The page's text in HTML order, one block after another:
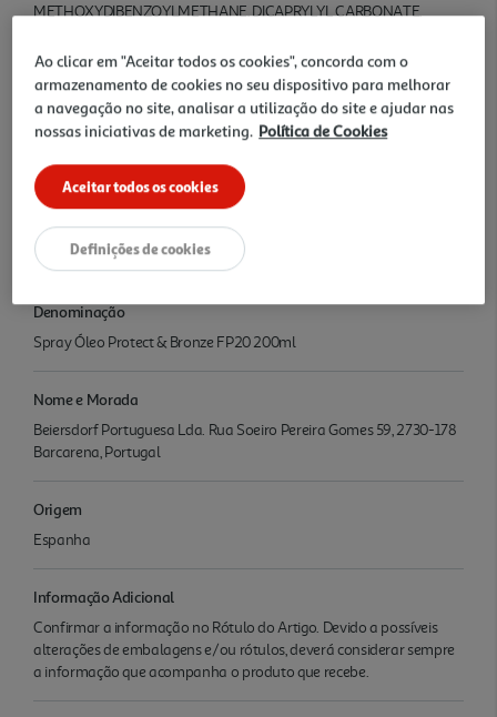
METHOXYDIBENZOYLMETHANE, DICAPRYLYL CARBONATE,
TRIAZONE, BIS-ETHYLHEXYLOXYPHENOL METHOXYPHENYL
TRIAZINE, DIETHYLAMINO HYDROXYBENZOYL HEXYL BENZOATE,
GLYCYRRHETINIC ACID, TOCOPHERYL ACETATE, TOCOPHEROL,
AQUA, LIMONENE, LINALOOL, BENZYL ALCOHOL, ALPHA-
ISOMETHYL IONONE, CITRONELLOL, GERANIOL, ETHYL B
ENZOATE, METHYL BENZOATE, PARFUM
Conservação
Ambiente
Denominação
Spray Óleo Protect & Bronze FP20 200ml
Nome e Morada
Beiersdorf Portuguesa Lda. Rua Soeiro Pereira Gomes 59, 2730-178
Barcarena, Portugal
Origem
Espanha
Informação Adicional
Confirmar a informação no Rótulo do Artigo. Devido a possíveis
alterações de embalagens e/ou rótulos, deverá considerar sempre
a informação que acompanha o produto que recebe.
Ao clicar em "Aceitar todos os cookies", concorda com o
armazenamento de cookies no seu dispositivo para melhorar
a navegação no site, analisar a utilização do site e ajudar nas
nossas iniciativas de marketing. Política de Cookies
Aceitar todos os cookies
Definições de cookies